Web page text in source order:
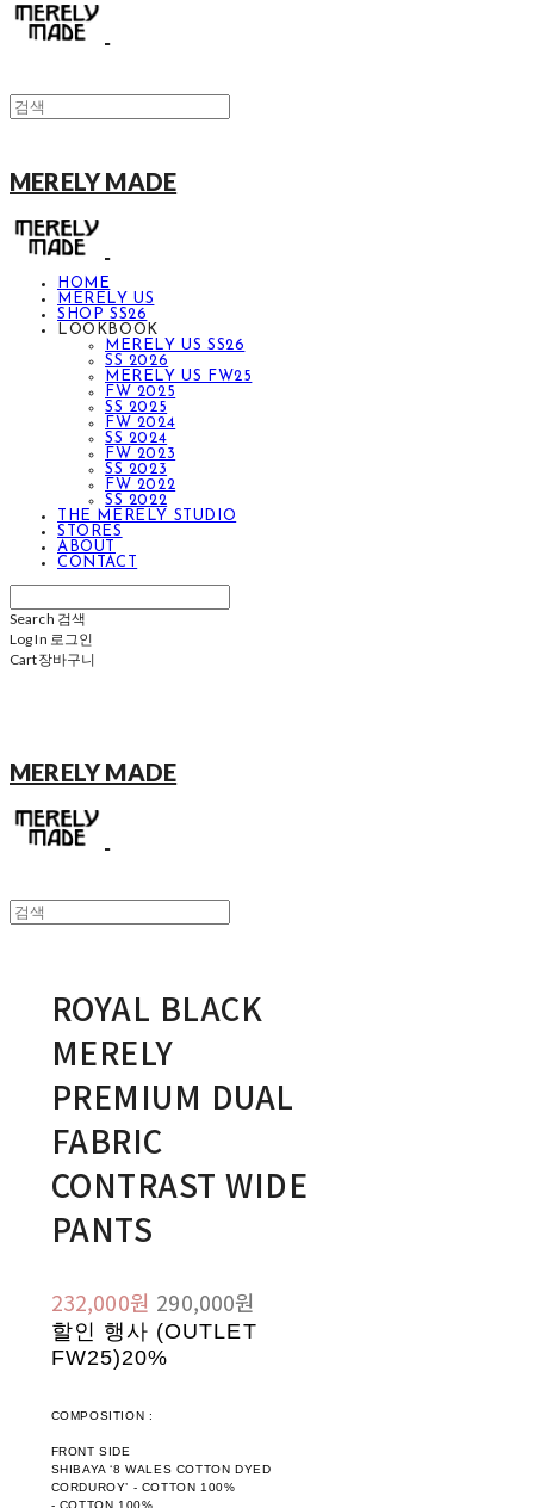
MERELY MADE
HOME
MERELY US
SHOP SS26
LOOKBOOK
MERELY US SS26
SS 2026
MERELY US FW25
FW 2025
SS 2025
FW 2024
SS 2024
FW 2023
SS 2023
FW 2022
SS 2022
THE MERELY STUDIO
STORES
ABOUT
CONTACT
Search 검색
Log In 로그인
Cart장바구니
MERELY MADE
ROYAL BLACK
MERELY
PREMIUM DUAL
FABRIC
CONTRAST WIDE
PANTS
232,000원 290,000원
할인 행사 (OUTLET
FW25)20%
COMPOSITION :
FRONT SIDE
SHIBAYA ‘8 WALES COTTON DYED
CORDUROY’ - COTTON 100%
- COTTON 100%